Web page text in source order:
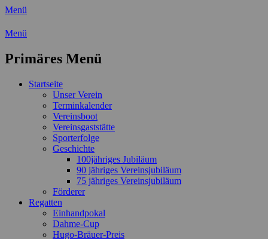
Menü
Wassersport-Verein 1921 e.V.
Freizeit mit der ganzen Familie
Menü
Primäres Menü
Zum
Startseite
Unser Verein
Terminkalender
Vereinsboot
Vereinsgaststätte
Sporterfolge
Geschichte
100jähriges Jubiläum
90 jähriges Vereinsjubiläum
75 jähriges Vereinsjubiläum
Förderer
Regatten
Einhandpokal
Dahme-Cup
Hugo-Bräuer-Preis